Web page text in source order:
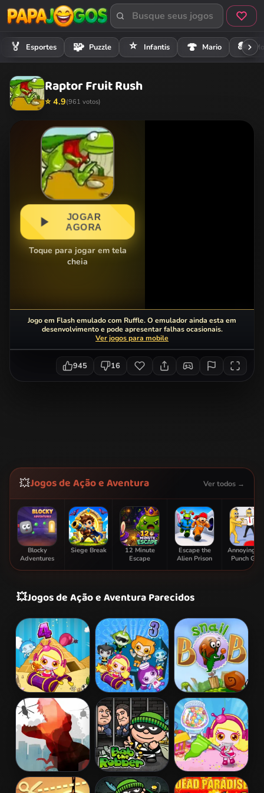
🏅 Esportes 🧩 Puzzle ⭐ Infantis 🍄 Mario 🏍️
Raptor Fruit Rush
⭐ 4.9(961 votos)
JOGAR
AGORA
Toque para jogar em tela
cheia
Jogo em Flash emulado com Ruffle. O emulador ainda esta em
desenvolvimento e pode apresentar falhas ocasionais.
Ver jogos para mobile
945 16
💥Jogos de Ação e Aventura Ver todos →
Blocky
Adventures
Siege Break
12 Minute
Escape
Escape the
Alien Prison
Annoying
Punch
💥Jogos de Ação e Aventura Parecidos
Bomb It 4 Bomb It 3 Snail Bob 2
L. A. Rex Bob The Bomb It 5